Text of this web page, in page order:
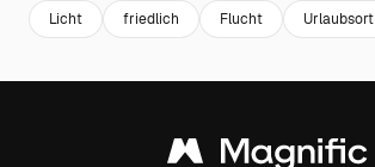
Licht friedlich Flucht Urlaubsort